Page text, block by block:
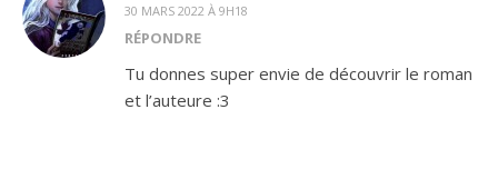
30 MARS 2022 À 9H18
RÉPONDRE
Tu donnes super envie de découvrir le roman
et l’auteure :3